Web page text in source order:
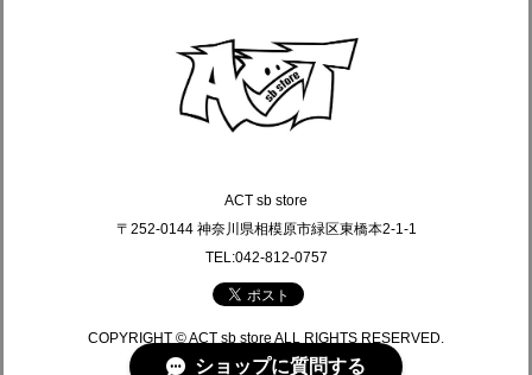
ACT sb store
〒252-0144 神奈川県相模原市緑区東橋本2-1-1
TEL:042-812-0757
COPYRIGHT © ACT sb store ALL RIGHTS RESERVED.
ショップに質問する